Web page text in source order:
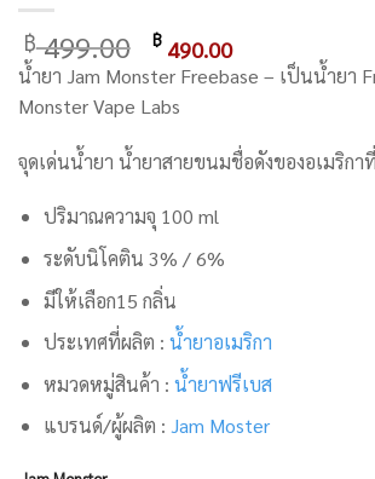
฿499.00 Original
price
was:
฿490.00Current
price
น้ำยา Jam Monster Freebase – เป็นน้ำยา
Monster Vape Labs
จุดเด่นน้ำยา น้ำยาสายขนมชื่อดังของอเมริกา
ปริมาณความจุ 100 ml
ระดับนิโคติน 3% / 6%
มีให้เลือก15 กลิ่น
ประเทศที่ผลิต : น้ำยาอเมริกา
หมวดหมู่สินค้า : น้ำยาฟรีเบส
แบรนด์/ผู้ผลิต : Jam Moster